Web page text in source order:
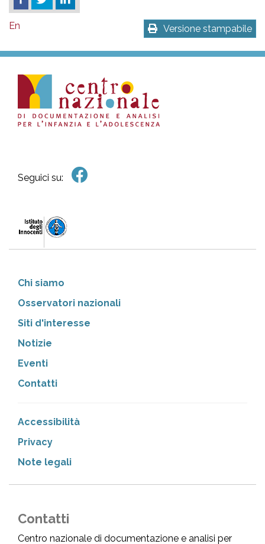
Versione stampabile
En
Seguici su:
Chi siamo
Osservatori nazionali
Siti d'interesse
Notizie
Eventi
Contatti
Accessibilità
Privacy
Note legali
Contatti
Centro nazionale di documentazione e analisi per